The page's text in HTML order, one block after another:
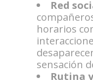
Red
horarios
sensación
Rutina